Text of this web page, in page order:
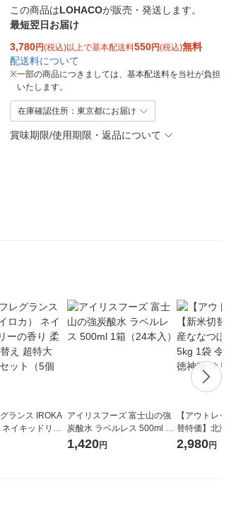
この商品はLOHACOが販売・発送します。
最短翌日お届け
3,780円(税込)以上で基本配送料550円(税込)無料
配送料について
※一部の商品につきましては、基本配送料を当社が負担
いたします。
在庫確認住所：東京都にお届け
賞味期限/使用期限・返品について
ランス IROKA
ネイキッドリリ
剤 詰め替え 超
アイリスフーズ 富士山の強
炭酸水 ラベルレス 500ml 1
箱（24本入）
1,420円
【アウトレッ
替特価】北海
し 無洗米 5kg
2,980円